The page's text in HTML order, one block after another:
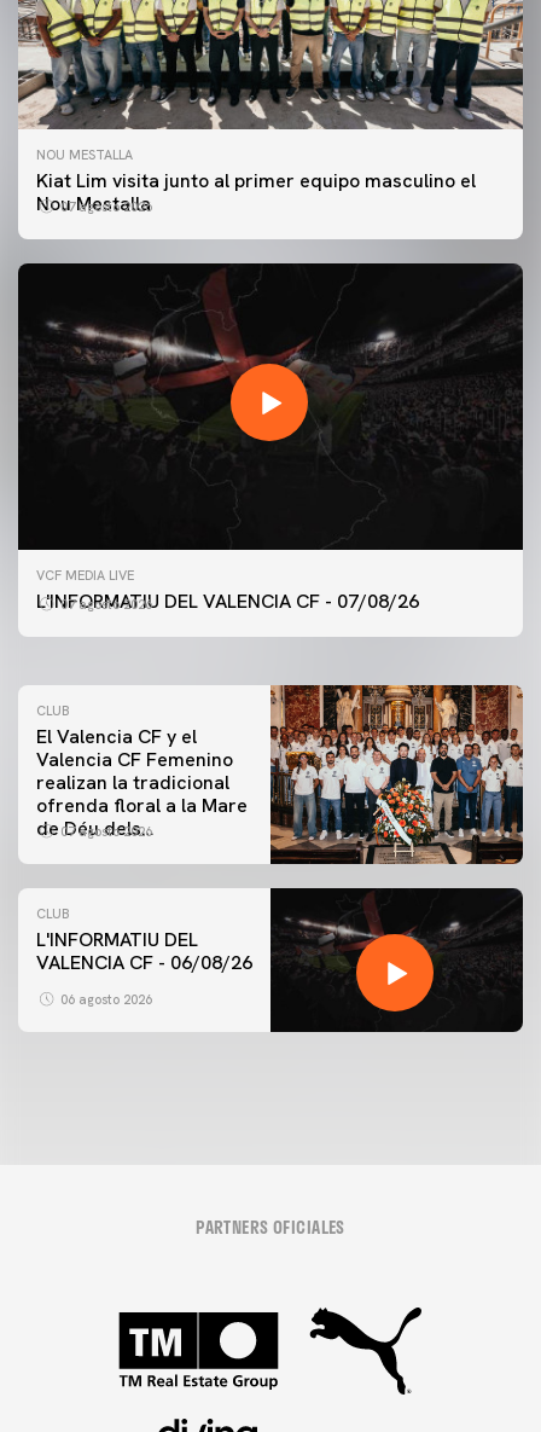
NOU MESTALLA
Kiat Lim visita junto al primer equipo masculino el
Nou Mestalla
07 agosto 2026
VCF MEDIA LIVE
L'INFORMATIU DEL VALENCIA CF - 07/08/26
07 agosto 2026
PRIMER EQUIPO
ENTRENAMIENTO DEL VALENCIA CF 7/8/2026
CLUB
El Valencia CF y el
Valencia CF Femenino
realizan la tradicional
ofrenda floral a la Mare
de Déu dels
07 agosto 2026
CLUB
L'INFORMATIU DEL
VALENCIA CF - 06/08/26
06 agosto 2026
PRIMER EQUIPO
ENTRENAMIENTO DEL VALENCIA CF 6/8/2026
PARTNERS OFICIALES